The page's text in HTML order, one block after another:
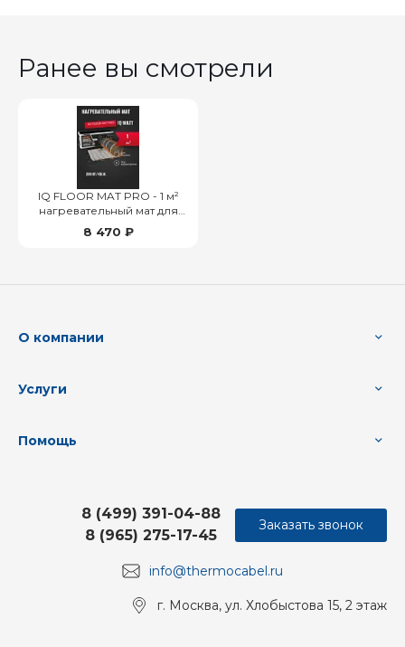
Ранее вы смотрели
IQ FLOOR MAT PRO - 1 м²
нагревательный мат для
теплого пола
8 470 ₽
О компании
Услуги
Помощь
info@thermocabel.ru
8 (499) 391-04-88
8 (965) 275-17-45
г. Москва, ул. Хлобыстова 15, 2 этаж
Заказать звонок